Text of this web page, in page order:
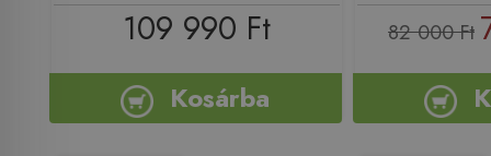
109 990 Ft
Kosárba
82 000 Ft